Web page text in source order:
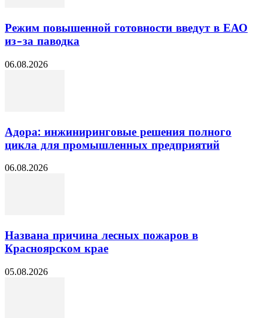
Режим повышенной готовности введут в ЕАО
из-за паводка
06.08.2026
Адора: инжиниринговые решения полного
цикла для промышленных предприятий
06.08.2026
Названа причина лесных пожаров в
Красноярском крае
05.08.2026